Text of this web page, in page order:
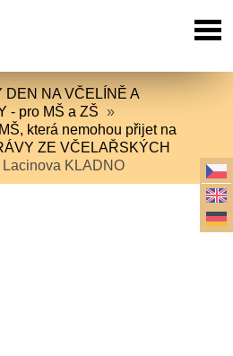
DEN NA VČELÍNĚ A
- pro MŠ a ZŠ »
která nemohou přijet na
ZE VČELAŘSKÝCH
Lacinova KLADNO